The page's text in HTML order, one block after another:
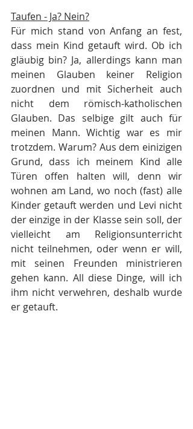
Taufen - Ja? Nein?
Für mich stand von Anfang an fest,
dass mein Kind getauft wird. Ob ich
gläubig bin? Ja, allerdings kann man
meinen Glauben keiner Religion
zuordnen und mit Sicherheit auch
nicht dem römisch-katholischen
Glauben. Das selbige gilt auch für
meinen Mann. Wichtig war es mir
trotzdem. Warum? Aus dem einizigen
Grund, dass ich meinem Kind alle
Türen offen halten will, denn wir
wohnen am Land, wo noch (fast) alle
Kinder getauft werden und Levi nicht
der einzige in der Klasse sein soll, der
vielleicht am Religionsunterricht
nicht teilnehmen, oder wenn er will,
mit seinen Freunden ministrieren
gehen kann. All diese Dinge, will ich
ihm nicht verwehren, deshalb wurde
er getauft.